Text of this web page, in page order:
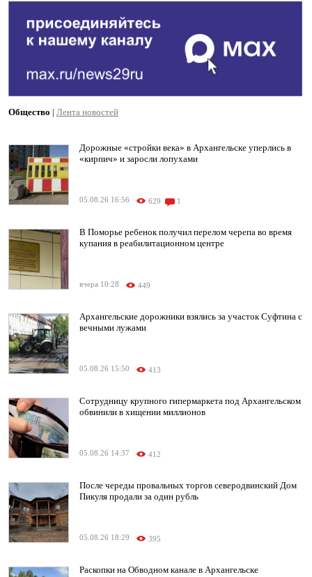
Общество | Лента новостей
Дорожные «стройки века» в Архангельске уперлись в
«кирпич» и заросли лопухами
05.08.26 16:56 629 1
В Поморье ребенок получил перелом черепа во время
купания в реабилитационном центре
вчера 10:28 449
Архангельские дорожники взялись за участок Суфтина с
вечными лужами
05.08.26 15:50 413
Сотрудницу крупного гипермаркета под Архангельском
обвинили в хищении миллионов
05.08.26 14:37 412
После череды провальных торгов северодвинский Дом
Пикуля продали за один рубль
05.08.26 18:29 395
Раскопки на Обводном канале в Архангельске